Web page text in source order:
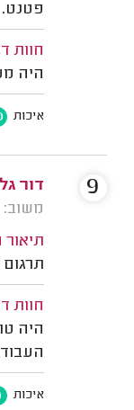
פטנט.
חוות
היה
איכות
דור
משוב: 27/06/2021
תיאור
תרגום
חוות
היה
איכות
9